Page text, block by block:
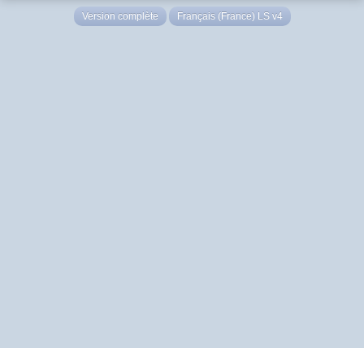
Version complète Français (France) LS v4